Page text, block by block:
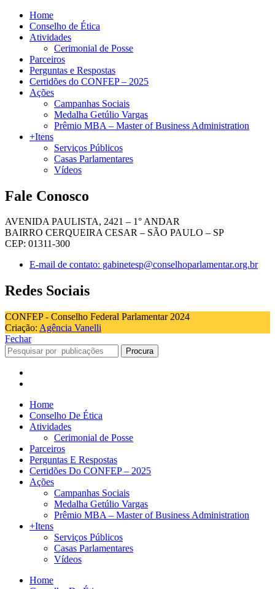
Home
Conselho de Ética
Atividades
Cerimonial de Posse
Parceiros
Perguntas e Respostas
Certidões do CONFEP – 2025
Ações
Campanhas Sociais
Medalha Getúlio Vargas
Prêmio MBA – Master of Business Administration
+Itens
Serviços Públicos
Casas Parlamentares
Vídeos
Fale Conosco
AVENIDA PAULISTA, 2421 – 1° ANDAR
BAIRRO CERQUEIRA CESAR – SÃO PAULO – SP
CEP: 01311-300
E-mail de contato: gabinetesp@conselhoparlamentar.org.br
Redes Sociais
CONFEP - Conselho Federal Parlamentar 2024
Criação: Agência Vanelli
Fechar
Procura
Home
Conselho De Ética
Atividades
Cerimonial de Posse
Parceiros
Perguntas E Respostas
Certidões Do CONFEP – 2025
Ações
Campanhas Sociais
Medalha Getúlio Vargas
Prêmio MBA – Master of Business Administration
+Itens
Serviços Públicos
Casas Parlamentares
Vídeos
Home